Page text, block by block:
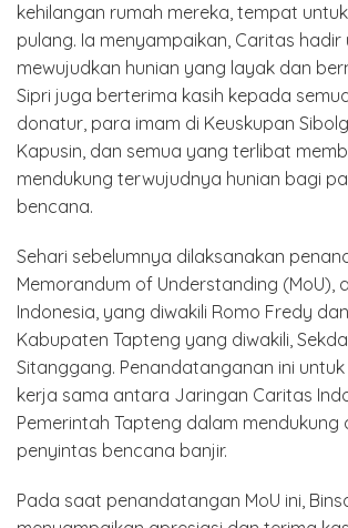
kehilangan rumah mereka, tempat
pulang. Ia menyampaikan, Caritas hadir
mewujudkan hunian yang layak dan
Sipri juga berterima kasih kepada
donatur, para imam di Keuskupan
Kapusin, dan semua yang terlibat
mendukung terwujudnya hunian bagi
bencana.
Sehari sebelumnya dilaksanakan
Memorandum of Understanding (MoU),
Indonesia, yang diwakili Romo Fredy
Kabupaten Tapteng yang diwakili,
Sitanggang. Penandatanganan ini
kerja sama antara Jaringan Caritas
Pemerintah Tapteng dalam mendukung
penyintas bencana banjir.
Pada saat penandatangan MoU ini,